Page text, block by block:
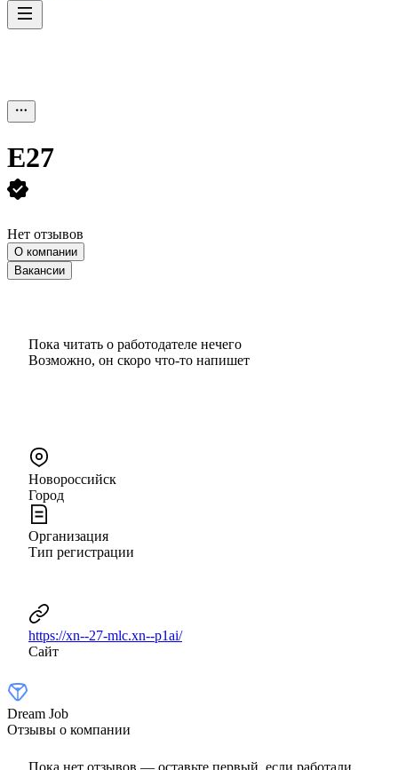
Е27
Нет отзывов
О компании
Вакансии
Пока читать о работодателе нечего
Возможно, он скоро что‑то напишет
Новороссийск
Город
Организация
Тип регистрации
https://xn--27-mlc.xn--p1ai/
Сайт
Dream Job
Отзывы о компании
Пока нет отзывов — оставьте первый, если работали